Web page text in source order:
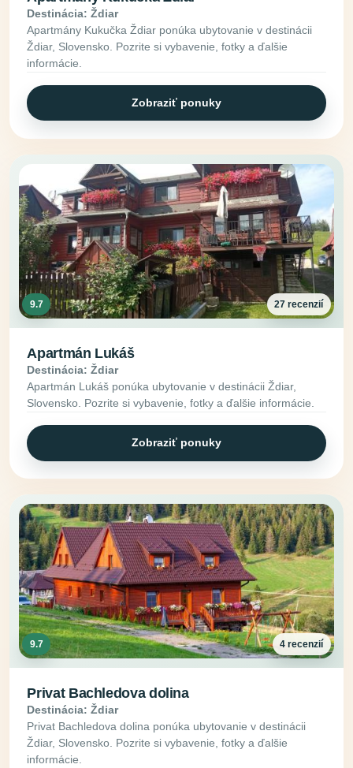
Destinácia: Ždiar
Apartmány Kukučka Ždiar ponúka ubytovanie v destinácii
Ždiar, Slovensko. Pozrite si vybavenie, fotky a ďalšie
informácie.
Zobraziť ponuky
9.7 27 recenzií
Apartmán Lukáš
Destinácia: Ždiar
Apartmán Lukáš ponúka ubytovanie v destinácii Ždiar,
Slovensko. Pozrite si vybavenie, fotky a ďalšie informácie.
Zobraziť ponuky
9.7 4 recenzií
Privat Bachledova dolina
Destinácia: Ždiar
Privat Bachledova dolina ponúka ubytovanie v destinácii
Ždiar, Slovensko. Pozrite si vybavenie, fotky a ďalšie
informácie.